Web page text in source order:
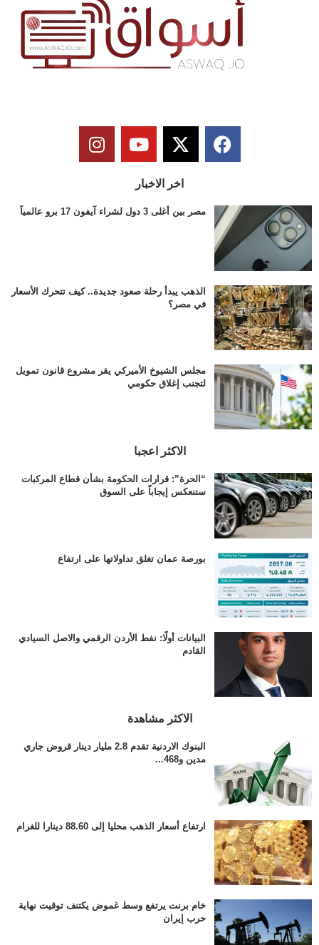
اخر الاخبار
مصر بين أغلى 3 دول لشراء آيفون 17 برو عالمياً
الذهب يبدأ رحلة صعود جديدة.. كيف تتحرك الأسعار
في مصر؟
مجلس الشيوخ الأميركي يقر مشروع قانون تمويل
لتجنب إغلاق حكومي
الاكثر اعجبا
“الحرة”: قرارات الحكومة بشأن قطاع المركبات
ستنعكس إيجاباً على السوق
بورصة عمان تغلق تداولاتها على ارتفاع
البيانات أولًا: نفط الأردن الرقمي والاصل السيادي
القادم
الاكثر مشاهدة
البنوك الاردنية تقدم 2.8 مليار دينار قروض جاري
مدين و468...
ارتفاع أسعار الذهب محليا إلى 88.60 دينارا للغرام
خام برنت يرتفع وسط غموض يكتنف توقيت نهاية
حرب إيران